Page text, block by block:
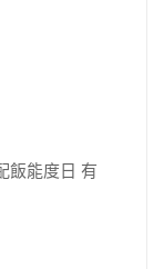
飯能度日 有